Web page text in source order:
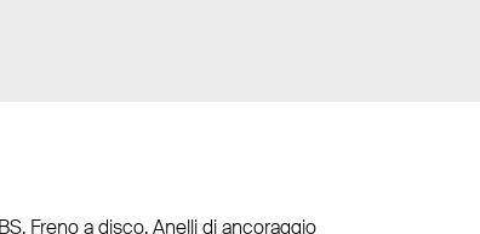
Freno a disco, Anelli di ancoraggio